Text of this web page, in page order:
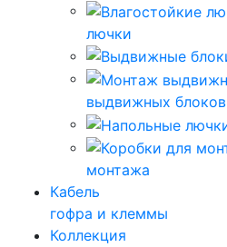
лючки
выдвижных блоков
монтажа
Кабель
гофра и клеммы
Коллекция